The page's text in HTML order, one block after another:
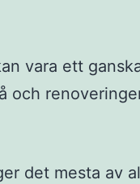
vara ett
och
det mesta av